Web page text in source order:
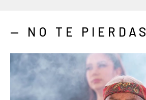
— NO TE PIERDAS